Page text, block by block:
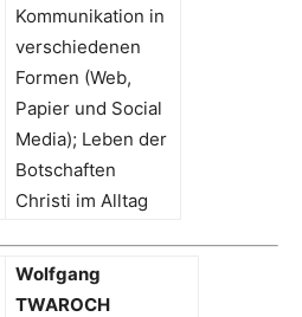
Kommunikation in
verschiedenen
Formen (Web,
Papier und Social
Media); Leben der
Botschaften
Christi im Alltag
Wolfgang
TWAROCH